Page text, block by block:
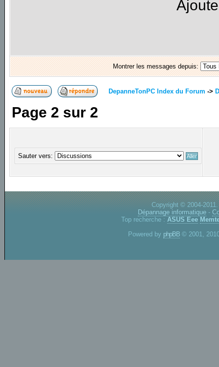
Montrer les messages depuis:
DepanneTonPC Index du Forum ->
Page 2 sur 2
Sauter vers:
Copyright © 2004-
Dépannage informatique -
Top recherche : ASUS Eee
Powered by phpBB © 2001,